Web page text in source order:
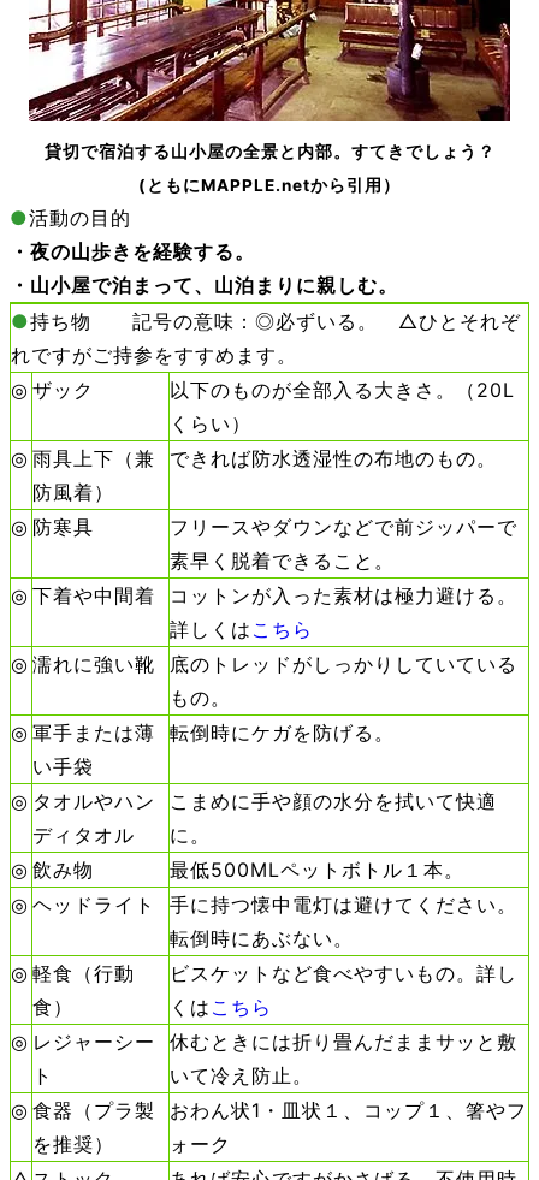
貸切で宿泊する山小屋の全景と内部。すてきでしょう？
(ともにMAPPLE.netから引用）
●活動の目的
・夜の山歩きを経験する。
・山小屋で泊まって、山泊まりに親しむ。
●持ち物 記号の意味：◎必ずいる。 △ひとそれぞ
れですがご持参をすすめます。
◎ ザック
以下のものが全部入る大きさ。（20L
くらい）
◎ 雨具上下（兼
防風着）
できれば防水透湿性の布地のもの。
◎ 防寒具
フリースやダウンなどで前ジッパーで
素早く脱着できること。
◎ 下着や中間着
コットンが入った素材は極力避ける。
詳しくは こちら
◎ 濡れに強い靴
底のトレッドがしっかりしていている
もの。
◎ 軍手または薄
い手袋
転倒時にケガを防げる。
◎ タオルやハン
ディタオル
こまめに手や顔の水分を拭いて快適
に。
◎ 飲み物
最低500MLペットボトル１本。
◎ ヘッドライト
手に持つ懐中電灯は避けてください。
転倒時にあぶない。
◎ 軽食（行動
食）
ビスケットなど食べやすいもの。詳し
くは こちら
◎ レジャーシー
ト
休むときには折り畳んだままサッと敷
いて冷え防止。
◎ 食器（プラ製
を推奨）
おわん状1・皿状１、コップ１、箸やフ
ォーク